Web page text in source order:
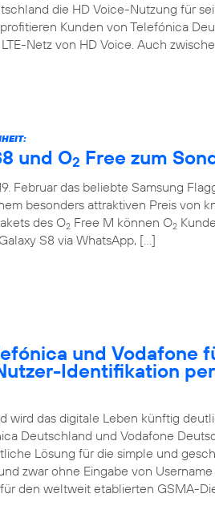
die HD Voice-Nutzung für
Kunden von Telefónica
Netz von HD Voice. Auch
und O2 Free zum
Februar das beliebte Samsung
besonders attraktiven Preis von
des O2 Free M können O2
S8 via WhatsApp, […]
und Vodafone
Identifikation per
wird das digitale Leben künftig
Deutschland und Vodafone
Lösung für die simple und
zwar ohne Eingabe von Username
den weltweit etablierten GSMA-